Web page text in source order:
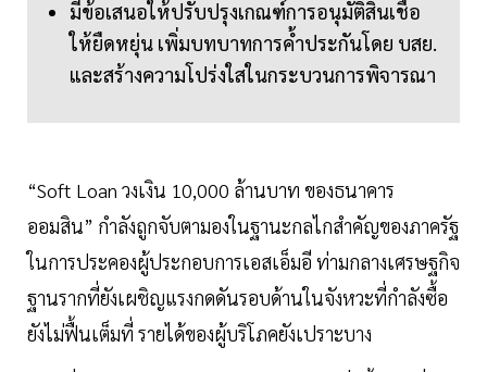
มีข้อเสนอให้ปรับปรุงเกณฑ์การอนุมัติสินเชื่อ
ให้ยืดหยุ่น เพิ่มบทบาทการค้ำประกันโดย บสย.
และสร้างความโปร่งใสในกระบวนการพิจารณา
“Soft Loan วงเงิน 10,000 ล้านบาท ของธนาคาร
ออมสิน” กำลังถูกจับตามองในฐานะกลไกสำคัญของภาครัฐ
ในการประคองผู้ประกอบการเอสเอ็มอี ท่ามกลางเศรษฐกิจ
ฐานรากที่ยังเผชิญแรงกดดันรอบด้านในจังหวะที่กำลังซื้อ
ยังไม่ฟื้นเต็มที่ รายได้ของผู้บริโภคยังเปราะบาง